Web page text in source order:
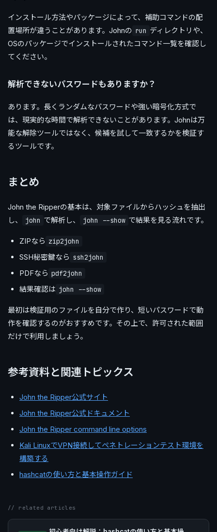
インストール方法やパッケージによって、補助コマンドの配
置場所が違うことがあります。Johnの run ディレクトリや、
OSのパッケージでインストールされたコマンド一覧を確認し
てください。
解析できないパスワードもありますか？
あります。長くランダムなパスワードや強い暗号化方式で
は、現実的な時間で解析できないことがあります。Johnは万
能な解除ツールではなく、候補を試して一致するかを検証す
るツールです。
まとめ
John the Ripperの基本は、対象ファイルからハッシュを抽出
し、
john で解析し、 john --show で結果を見る流れです。
ZIPなら zip2john
SSH秘密鍵なら ssh2john
PDFなら pdf2john
結果確認は john --show
最初は検証用のファイルを自分で作り、短いパスワードで動
作を確認するのがおすすめです。その上で、許可された範囲
だけで利用しましょう。
参考資料と関連トピックス
John the Ripper公式サイト
John the Ripper公式ドキュメント
John the Ripper command line options
Kali LinuxでVPN接続してペネトレーションテスト環境を
構築する
hashcatの使い方と基本操作ガイド
// related articles